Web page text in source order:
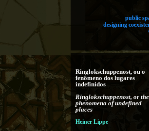
public
designing
Ringlokschuppenost, ou o
fenômeno dos lugares
indefinidos
Ringlokschuppenost, or the
phenomena of undefined
places
Heiner Lippe